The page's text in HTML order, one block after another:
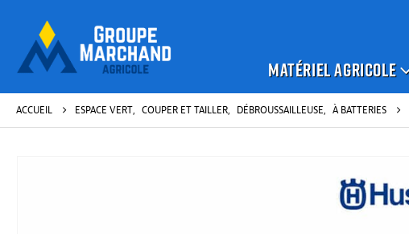
MATÉRIEL AGRICOLE
ACCUEIL ESPACE VERT, COUPER ET TAILLER, DÉBROUSSAILLEUSE, À BATTERIES